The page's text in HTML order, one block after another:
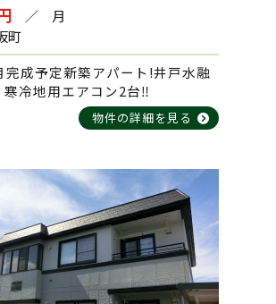
ただきます。
問い合わせにつきましては、1
順次対応させていただきますので
願いいたします。
ながら8月10日12:00～8月16日ま
ていただきます。
お問い合わせにつきましては、8
り順次対応させていただきますの
お願いいたします。
05
ッシュ 103号室
05
パレス田園B棟 202号室
29
目 中古住宅
目 売地B
17
売地A
／ 月
町
完成予定新築アパート!井戸水融
寒冷地用エアコン2台‼
物件の詳細を見る